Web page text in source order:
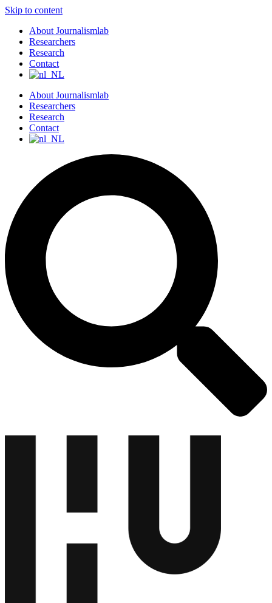
Skip to content
About Journalismlab
Researchers
Research
Contact
About Journalismlab
Researchers
Research
Contact